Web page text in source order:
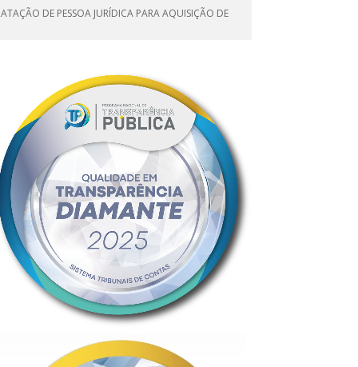
DE PESSOA JURÍDICA PARA AQUISIÇÃO DE